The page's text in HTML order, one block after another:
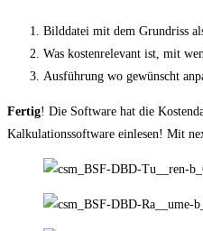
Bilddatei mit dem Grundriss
Was kostenrelevant ist, mit
Ausführung wo gewünscht
Fertig! Die Software hat die
Kalkulationssoftware einlesen! Mit